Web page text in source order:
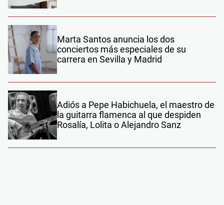
Marta Santos anuncia los dos
conciertos más especiales de su
carrera en Sevilla y Madrid
Adiós a Pepe Habichuela, el maestro de
la guitarra flamenca al que despiden
Rosalía, Lolita o Alejandro Sanz